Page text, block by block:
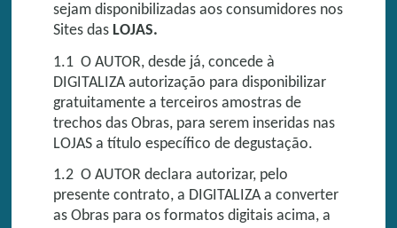
sejam disponibilizadas aos consumidores nos
Sites das LOJAS.
1.1 O AUTOR, desde já, concede à
DIGITALIZA autorização para disponibilizar
gratuitamente a terceiros amostras de
trechos das Obras, para serem inseridas nas
LOJAS a título específico de degustação.
1.2 O AUTOR declara autorizar, pelo
presente contrato, a DIGITALIZA a converter
as Obras para os formatos digitais acima, a